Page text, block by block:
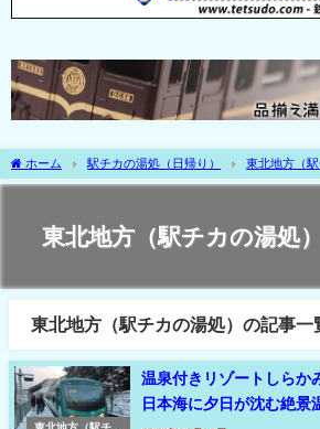
ホーム 駅チカの湯処（日帰り） 東北地方（駅
東北地方（駅チカの湯処）
東北地方（駅チカの湯処）の記事一
温泉付きリゾートしらか
日本海に夕日が沈む絶景